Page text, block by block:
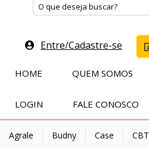
Entre/Cadastre-se
HOME QUEM SOMOS
LOGIN FALE CONOSCO
Agrale Budny Case CBT